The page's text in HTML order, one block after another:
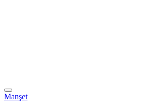
Manşet